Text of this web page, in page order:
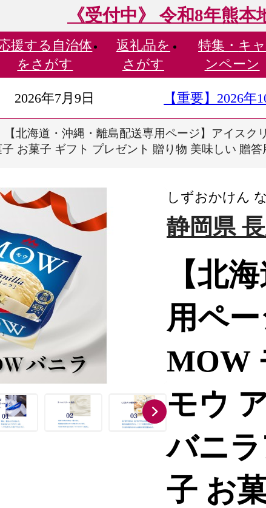
《受付中》 令和8年熊本
援する 自治体
をさがす
返礼品を
さがす
特集・ キャ
ンペーン
2026年7月9日 【重要】2026
【北海道・沖縄・離島配送専用ページ】アイス
お菓子 ギフト プレゼント 贈り物 美味しい 贈
しずおかけん
静岡県
【北
用ペ
MOW
モウ
バニ
子 お